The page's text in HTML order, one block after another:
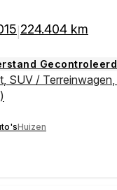
224.404 km
Gecontroleerd
, SUV / Terreinwagen,
Huizen